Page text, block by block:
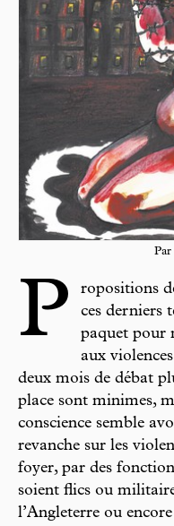
Par
P
ropositions
ces derniers
paquet pour
aux
deux mois de débat
place sont minimes,
conscience semble
revanche sur les
foyer, par des
soient flics ou
l’Angleterre ou